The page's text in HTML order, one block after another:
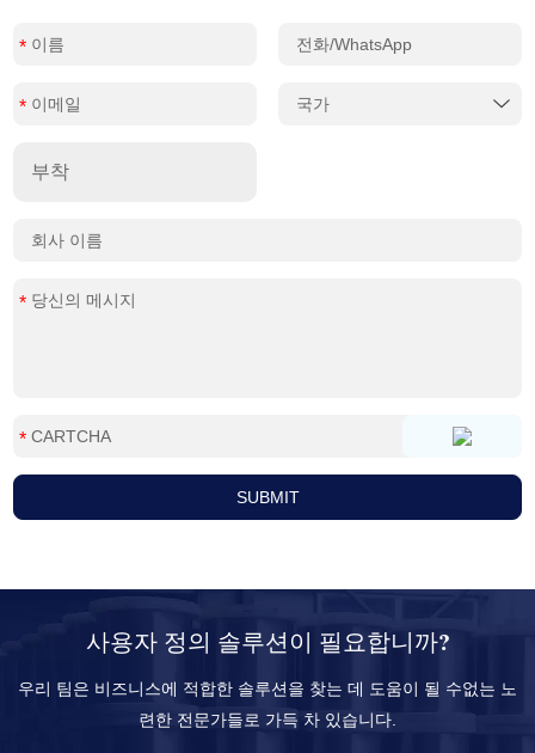
부착
사용자 정의 솔루션이 필요합니까?
우리 팀은 비즈니스에 적합한 솔루션을 찾는 데 도움이 될 수없는 노
련한 전문가들로 가득 차 있습니다.